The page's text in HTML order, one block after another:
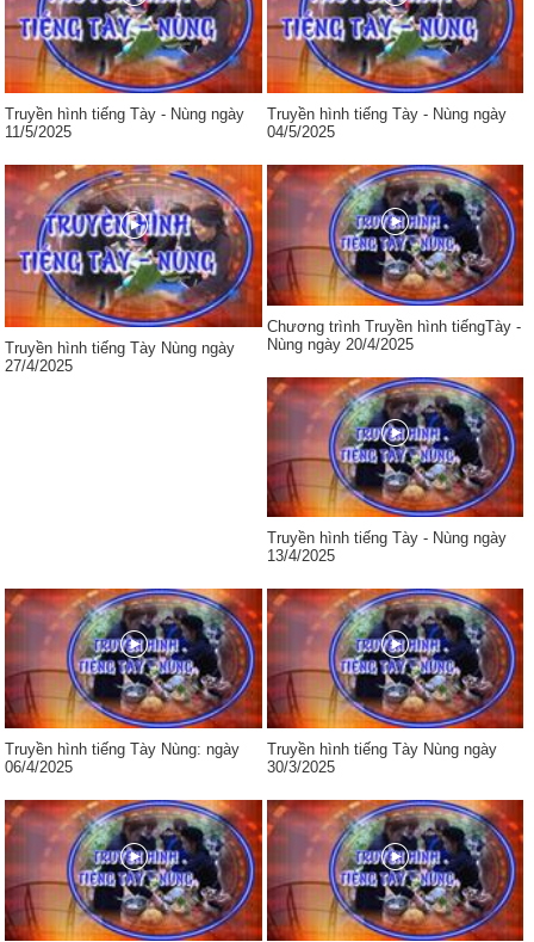
Truyền hình tiếng Tày - Nùng ngày
11/5/2025
Truyền hình tiếng Tày - Nùng ngày
04/5/2025
Truyền hình tiếng Tày Nùng ngày
27/4/2025
Chương trình Truyền hình tiếngTày -
Nùng ngày 20/4/2025
Truyền hình tiếng Tày - Nùng ngày
13/4/2025
Truyền hình tiếng Tày Nùng: ngày
06/4/2025
Truyền hình tiếng Tày Nùng ngày
30/3/2025